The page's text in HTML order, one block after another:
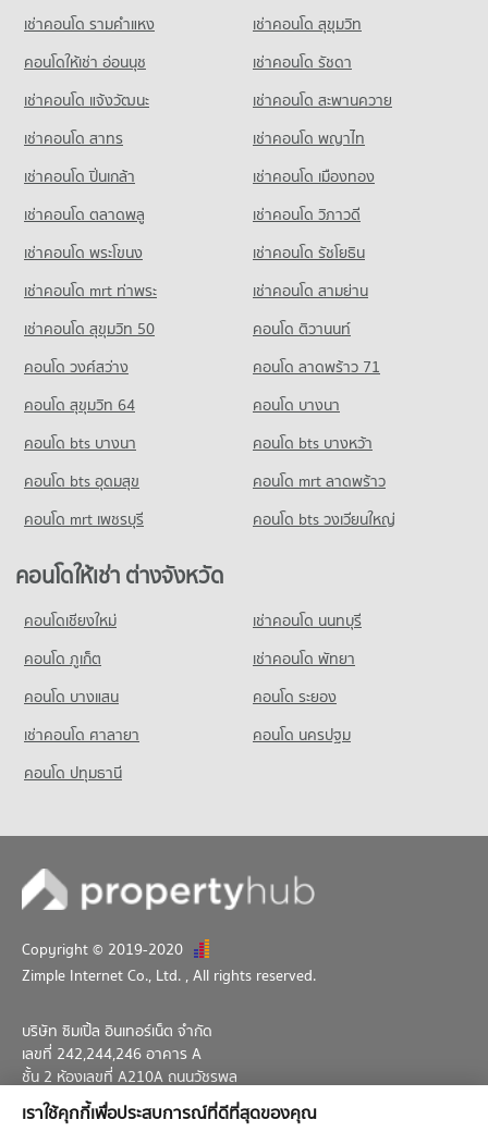
มีคอนโดให้เช่า 45,252 ประกาศ
ขายคอนโด รร.ทรินิตี้ อินเตอร์เนชั่นแนล
มีคอนโดขาย 16,703 ประกาศ
402 โครงการ
คอนโดให้เช่า รร.อัสสัมชัญพณิชยการ
มีคอนโดขาย 7,975 ประกาศ
คอนโด รร.พณิชยการสีลม
388 โครงการ
คอนโดให้เช่า รร.พณิชยการสีลม
มีคอนโดให้เช่า 17,482 ประกาศ
ขายคอนโด รร.พณิชยการสีลม
คอนโด รร.เซนต์เทเรซ่า
คอนโดให้เช่า รร.เซนต์เทเรซ่า
มีคอนโดให้เช่า 17,997 ประกาศ
ขายคอนโด รร.เซนต์เทเรซ่า
คอนโด รร.สายน้ำผึ้ง
คอนโดให้เช่า รร.สายน้ำผึ้ง
มีคอนโดให้เช่า 52,076 ประกาศ
คอนโด ตลาดคลองเตย
74 โครงการ
คอนโดให้เช่า ตลาดคลองเตย
มีคอนโดให้เช่า 4,893 ประกาศ
ขายคอนโด ตลาดคลองเตย
มีคอนโดขาย 1,903 ประกาศ
คอนโด ตลาดสวนพลู
คอนโดให้เช่า ตลาดสวนพลู
มีคอนโดให้เช่า 9,368 ประกาศ
ขายคอนโด ตลาดสวนพลู
มีคอนโดขาย 4,846 ประกาศ
คอนโด เทสโก้โลตัส พระราม 3
754 โครงการ
คอนโดให้เช่า เทสโก้โลตัส พระราม 3
ขายคอนโด เทสโก้โลตัส พระราม 3
มีคอนโดขาย 17,283 ประกาศ
คอนโด เทสโก้โลตัส เอ็กตร้า พระราม 4
673 โครงการ
คอนโดให้เช่า เทสโก้โลตัส เอ็กตร้า พระราม 4
ขายคอนโด เทสโก้โลตัส เอ็กตร้า พระราม 4
มีคอนโดขาย 15,088 ประกาศ
คอนโด บิ๊กซี เอ็กซ์ตร้า พระราม 4
1,032 โครงการ
มีคอนโดขาย 24,259 ประกาศ
คอนโด แม็คโคร สาทร
200 โครงการ
คอนโดให้เช่า แม็คโคร สาทร
มีคอนโดให้เช่า 6,770 ประกาศ
ขายคอนโด แม็คโคร สาทร
มีคอนโดขาย 3,563 ประกาศ
ขายคอนโด ถนนพระราม 4
มีคอนโดขาย 16,367 ประกาศ
คอนโด ถนนสาทรเหนือ
450 โครงการ
คอนโดให้เช่า ถนนสาทรเหนือ
มีคอนโดขาย 9,731 ประกาศ
คอนโด ถนนสาทรใต้
454 โครงการ
คอนโดให้เช่า ถนนสาทรใต้
มีคอนโดให้เช่า 21,313 ประกาศ
ขายคอนโด ถนนสาทรใต้
คอนโด สถานเอกอัครราชทูตออสเตรเลีย
คอนโดให้เช่า สถานเอกอัครราชทูตออสเตรเลีย
มีคอนโดให้เช่า 5,453 ประกาศ
มีคอนโดขาย 2,662 ประกาศ
คอนโด สวนเบญจกิติ
คอนโดให้เช่า สวนเบญจกิติ
มีคอนโดให้เช่า 38,164 ประกาศ
ขายคอนโด สวนเบญจกิติ
มีคอนโดขาย 14,036 ประกาศ
คอนโด สวนลุมพินี
มีคอนโดให้เช่า 35,456 ประกาศ
ขายคอนโด สวนลุมพินี
มีคอนโดขาย 14,224 ประกาศ
คอนโด สีลม สาธร
352 โครงการ
คอนโดให้เช่า สีลม สาธร
มีคอนโดให้เช่า 12,965 ประกาศ
ขายคอนโด สีลม สาธร
คอนโดให้เช่า รพ.เซนต์หลุยส์
มีคอนโดให้เช่า 16,743 ประกาศ
ขายคอนโด รพ.เซนต์หลุยส์
มีคอนโดขาย 8,187 ประกาศ
คอนโด สถานเอกอัครราชทูตญี่ปุ่น
คอนโดให้เช่า สถานเอกอัครราชทูตญี่ปุ่น
มีคอนโดให้เช่า 5,665 ประกาศ
ขายคอนโด สถานเอกอัครราชทูตญี่ปุ่น
มีคอนโดขาย 2,620 ประกาศ
คอนโด สถานเอกอัครราชทูตแคนาดา
194 โครงการ
คอนโดให้เช่า สถานเอกอัครราชทูตแคนาดา
ขายคอนโด สถานเอกอัครราชทูตแคนาดา
มีคอนโดขาย 3,889 ประกาศ
คอนโด สถานเอกอัครราชทูตเยอรมนี
169 โครงการ
มีคอนโดให้เช่า 5,716 ประกาศ
มีคอนโดขาย 2,813 ประกาศ
คอนโด การไฟฟ้านครหลวง สำนักงานใหญ่
140 โครงการ
มีคอนโดให้เช่า 6,213 ประกาศ
ขายคอนโด การไฟฟ้านครหลวง สำนักงานใหญ่
เช่าคอนโด รามคําแหง
เช่าคอนโด สุขุมวิท
คอนโดให้เช่า อ่อนนุช
เช่าคอนโด รัชดา
เช่าคอนโด แจ้งวัฒนะ
เช่าคอนโด สะพานควาย
เช่าคอนโด สาทร
เช่าคอนโด พญาไท
เช่าคอนโด ปิ่นเกล้า
เช่าคอนโด เมืองทอง
เช่าคอนโด ตลาดพลู
เช่าคอนโด วิภาวดี
เช่าคอนโด พระโขนง
เช่าคอนโด รัชโยธิน
เช่าคอนโด mrt ท่าพระ
เช่าคอนโด สามย่าน
เช่าคอนโด สุขุมวิท 50
คอนโด ติวานนท์
คอนโด วงศ์สว่าง
คอนโด ลาดพร้าว 71
คอนโด สุขุมวิท 64
คอนโด บางนา
คอนโด bts บางนา
คอนโด bts บางหว้า
คอนโด bts อุดมสุข
คอนโด mrt ลาดพร้าว
คอนโด mrt เพชรบุรี
คอนโด bts วงเวียนใหญ่
คอนโดให้เช่า ต่างจังหวัด
คอนโดเชียงใหม่
เช่าคอนโด นนทบุรี
คอนโด ภูเก็ต
เช่าคอนโด พัทยา
คอนโด บางแสน
คอนโด ระยอง
เช่าคอนโด ศาลายา
คอนโด นครปฐม
คอนโด ปทุมธานี
Copyright © 2019-2020
Zimple Internet Co., Ltd. , All rights reserved.
บริษัท ซิมเปิ้ล อินเทอร์เน็ต จำกัด
เลขที่ 242,244,246 อาคาร A
ชั้น 2 ห้องเลขที่ A210A ถนนวัชรพล
แขวงท่าแร้ง เขตบางเขน กทม. 10230
เราใช้คุกกี้เพื่อประสบการณ์ที่ดีที่สุดของคุณ